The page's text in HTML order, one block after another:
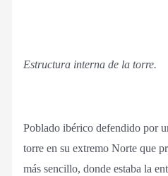
Estructura interna de la torre.
Poblado ibérico defendido por
torre en su extremo Norte que
más sencillo, donde estaba la